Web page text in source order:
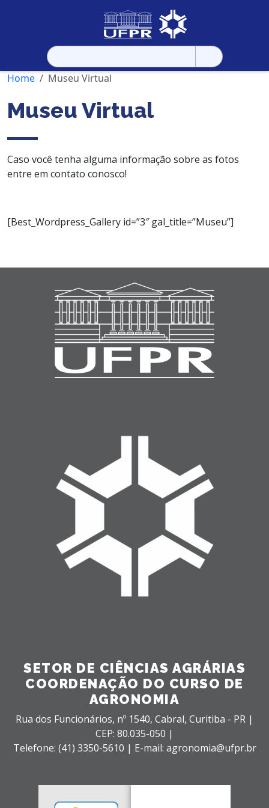
Pesquisar
por:
Home
Museu Virtual
Museu Virtual
Caso você tenha alguma informação sobre as fotos
entre em contato conosco!
[Best_Wordpress_Gallery id=”3″ gal_title=”Museu”]
SETOR DE CIÊNCIAS AGRÁRIAS
COORDENAÇÃO DO CURSO DE
AGRONOMIA
Rua dos Funcionários, nº 1540, Cabral, Curitiba - PR |
CEP: 80.035-050 |
Telefone: (41) 3350-5610 | E-mail: agronomia@ufpr.br